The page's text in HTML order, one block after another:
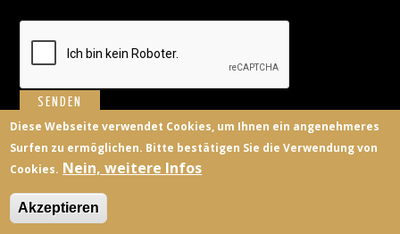
BILDUNGSANBIETER KONTAKT
Diese Webseite verwendet Cookies, um Ihnen ein angenehmeres
Surfen zu ermöglichen. Bitte bestätigen Sie die Verwendung von
Cookies. Nein, weitere Infos
Akzeptieren